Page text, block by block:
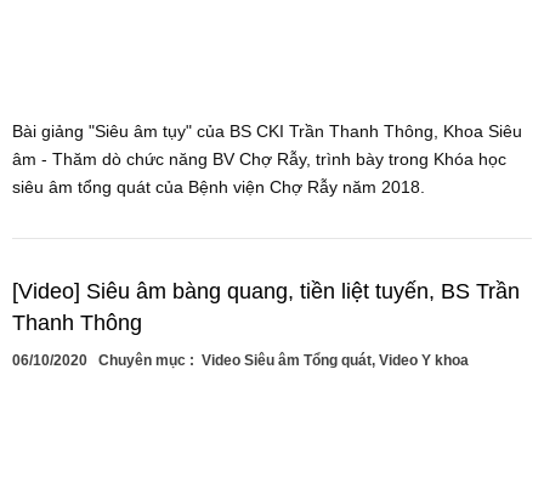
Bài giảng "Siêu âm tụy" của BS CKI Trần Thanh Thông, Khoa Siêu
âm - Thăm dò chức năng BV Chợ Rẫy, trình bày trong Khóa học
siêu âm tổng quát của Bệnh viện Chợ Rẫy năm 2018.
[Video] Siêu âm bàng quang, tiền liệt tuyến, BS Trần
Thanh Thông
06/10/2020 Chuyên mục : Video Siêu âm Tổng quát, Video Y khoa